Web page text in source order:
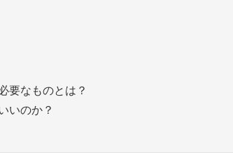
要なものとは？
いのか？